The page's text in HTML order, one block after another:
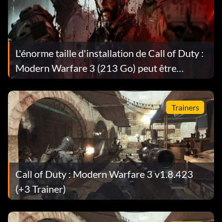
Objective: Rescue the Russian President. Complete
“Down the Rabbit Hole” on any difficulty.
The Big Apple
Récompense : 25 points
Objective: Complete “Black Tuesday” and “Hunter Killer”
on Veteran difficulty.
Sortir de la poêle à frire...
Récompense : 25 points
Objective: Complete “Persona Non Grata”, “Turbulence”,
L'énorme taille d'installation de Call of Duty :
Modern Warfare 3 (213 Go) peut être
réduite
Trainers
Call of Duty : Modern Warfare 3 v1.8.423
(+3 Trainer)